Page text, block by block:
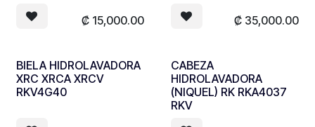
₡ 15,000.00 ₡ 35,000.00
BIELA HIDROLAVADORA
XRC XRCA XRCV
RKV4G40
CABEZA
HIDROLAVADORA
(NIQUEL) RK RKA4037
RKV